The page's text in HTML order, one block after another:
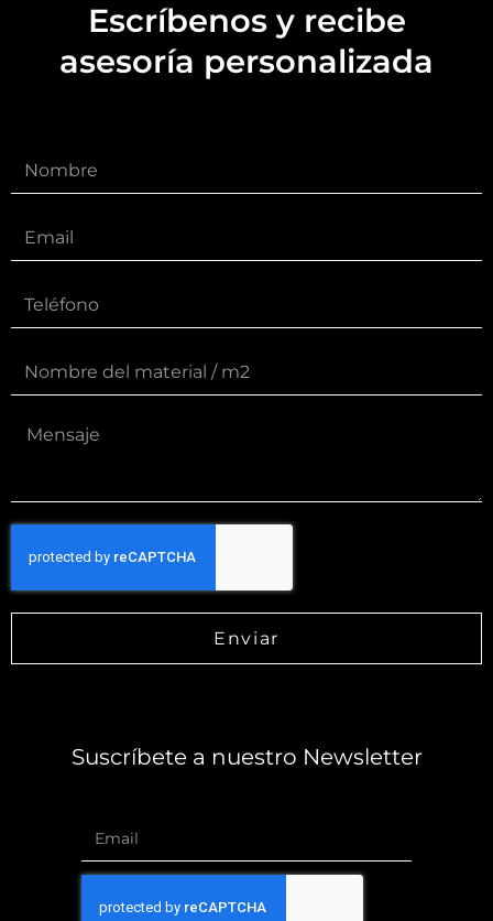
Escríbenos y recibe
asesoría personalizada
Enviar
Suscríbete a nuestro Newsletter